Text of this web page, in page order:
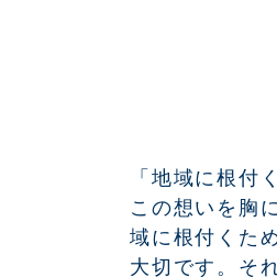
「地域に根付
この想いを胸
域に根付くた
大切です。そ